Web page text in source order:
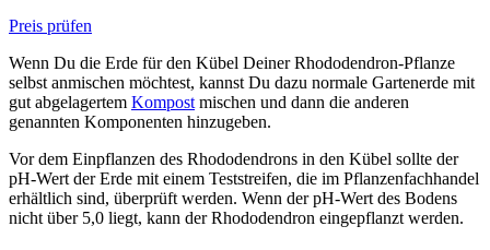
Preis prüfen
Wenn Du die Erde für den Kübel Deiner Rhododendron-Pflanze
selbst anmischen möchtest, kannst Du dazu normale Gartenerde mit
gut abgelagertem Kompost mischen und dann die anderen
genannten Komponenten hinzugeben.
Vor dem Einpflanzen des Rhododendrons in den Kübel sollte der
pH-Wert der Erde mit einem Teststreifen, die im Pflanzenfachhandel
erhältlich sind, überprüft werden. Wenn der pH-Wert des Bodens
nicht über 5,0 liegt, kann der Rhododendron eingepflanzt werden.